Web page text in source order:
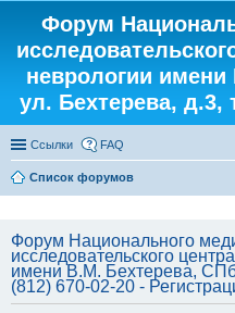
Форум
неврологии
ул. Бехтерева, д.3,
Ссылки FAQ
Список форумов
Форум Национального
исследовательского
имени В.М. Бехтерева,
(812) 670-02-20 -